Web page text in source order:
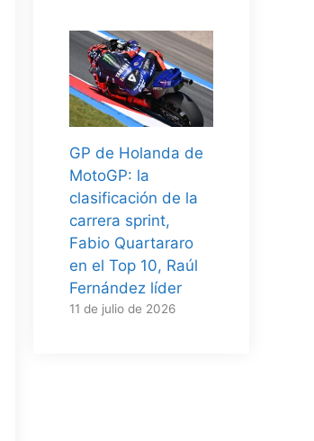
GP de Holanda de
MotoGP: la
clasificación de la
carrera sprint,
Fabio Quartararo
en el Top 10, Raúl
Fernández líder
11 de julio de 2026